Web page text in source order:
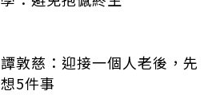
譚敦慈：迎接一個人老後，先
想5件事